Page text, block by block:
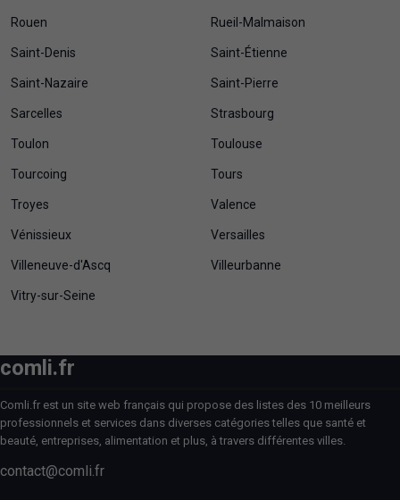
Rouen Rueil-Malmaison
Saint-Denis Saint-Étienne
Saint-Nazaire Saint-Pierre
Sarcelles Strasbourg
Toulon Toulouse
Tourcoing Tours
Troyes Valence
Vénissieux Versailles
Villeneuve-d'Ascq Villeurbanne
Vitry-sur-Seine
comli.fr
Comli.fr est un site web français qui propose des listes des 10 meilleurs
professionnels et services dans diverses catégories telles que santé et
beauté, entreprises, alimentation et plus, à travers différentes villes.
contact@comli.fr